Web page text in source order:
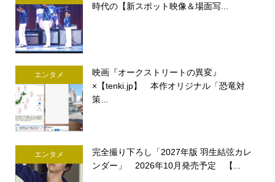
時代の【新スポット映像＆場面写...
エンタメ
映画『オークストリートの異変』
×【tenki.jp】 本作オリジナル「恐竜対
策...
エンタメ
完全撮り下ろし「2027年版 羽生結弦カレ
ンダー」 2026年10月発売予定 【...